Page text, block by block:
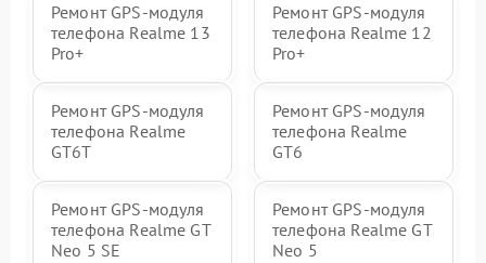
Ремонт GPS-модуля
телефона Realme 13
Pro+
Ремонт GPS-модуля
телефона Realme 12
Pro+
Ремонт GPS-модуля
телефона Realme
GT6T
Ремонт GPS-модуля
телефона Realme
GT6
Ремонт GPS-модуля
телефона Realme GT
Neo 5 SE
Ремонт GPS-модуля
телефона Realme GT
Neo 5